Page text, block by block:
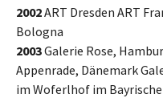
2002ART Dresden ART
Bologna
2003Galerie Rose,
Appenrade, Dänemark
im Woferlhof im